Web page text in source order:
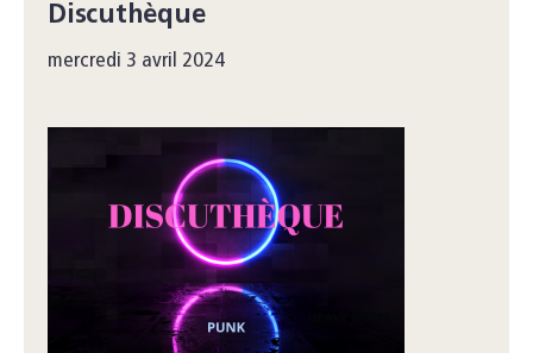
Discuthèque
mercredi 3 avril 2024